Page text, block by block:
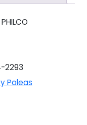
2293
Poleas